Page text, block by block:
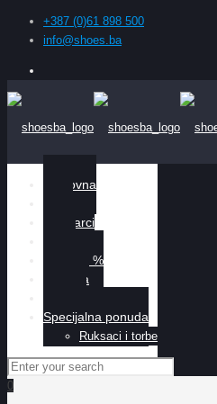
+387 (0)61 898 500
info@shoes.ba
Naslovna
Muškarci
Sniženo %
O nama
Specijalna ponuda
Ruksaci i torbe
0